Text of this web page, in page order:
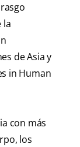
la
de Asia y
in Human
con más
los